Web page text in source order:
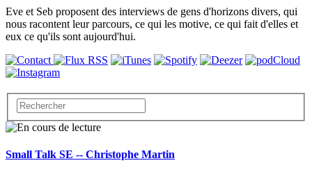
Eve et Seb proposent des interviews de gens d'horizons divers, qui
nous racontent leur parcours, ce qui les motive, ce qui fait d'elles et
eux ce qu'ils sont aujourd'hui.
Small Talk SE -- Christophe Martin